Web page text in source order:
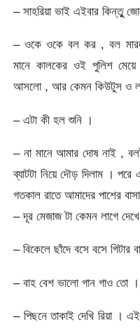
– সাহরিয়া ভাই এইবার কিন্তুু
– ওকে ওকে বল কর , বল
মানে কালকের ওই পুলিশ
আসলো , আর কেমন কিউটুস ও
– এটা কী হল শুনি ।
– না মানে আমার দোষ নাই ,
ব্যাটটা নিয়ে দৌড় দিলাম ।
গতকাল রাতে আমাদের পাশের
– দূর মেজাজ টা কেমন লাগে
– বিকেলে ছাঁদে বসে বসে গিটার
– বাহ বেশ ভালো গান গাও তো ।
– পিছনে তাকাই দেখি রিয়া ।